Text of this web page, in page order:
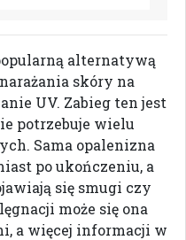
alternatywą
skóry na
UV. Zabieg ten jest
potrzebuje wielu
Sama opalenizna
po ukończeniu, a
się smugi czy
może się ona
a więcej informacji w